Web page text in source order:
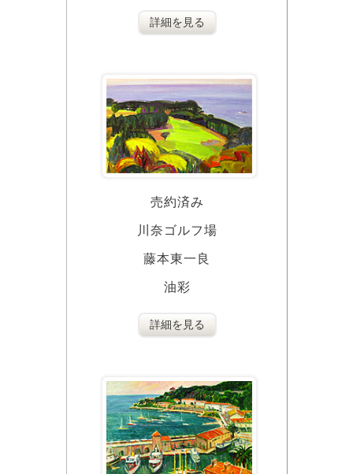
詳細を見る
売約済み
川奈ゴルフ場
藤本東一良
油彩
詳細を見る